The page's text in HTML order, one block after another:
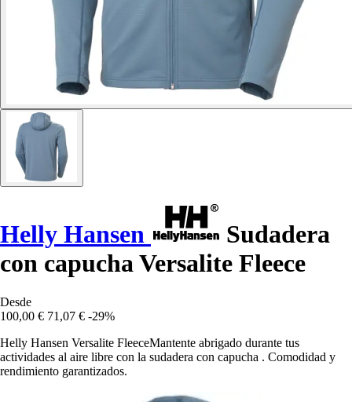
Helly Hansen
Sudadera
con capucha Versalite Fleece
Desde
100,00 € 71,07 € -29%
Helly Hansen Versalite FleeceMantente abrigado durante tus
actividades al aire libre con la sudadera con capucha . Comodidad y
rendimiento garantizados.